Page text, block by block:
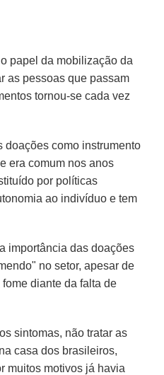
papel da mobilização da
as pessoas que passam
tornou-se cada vez
doações como instrumento
era comum nos anos
por políticas
ao indivíduo e tem
importância das doações
no setor, apesar de
diante da falta de
sintomas, não tratar as
casa dos brasileiros,
muitos motivos já havia